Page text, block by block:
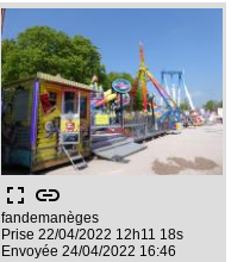
fullscreen link
fandemanèges
Prise 22/04/2022 12h11 18s
Envoyée 24/04/2022 16:46